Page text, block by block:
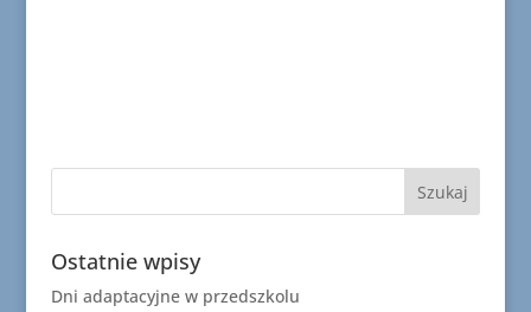
Ostatnie wpisy
Dni adaptacyjne w przedszkolu